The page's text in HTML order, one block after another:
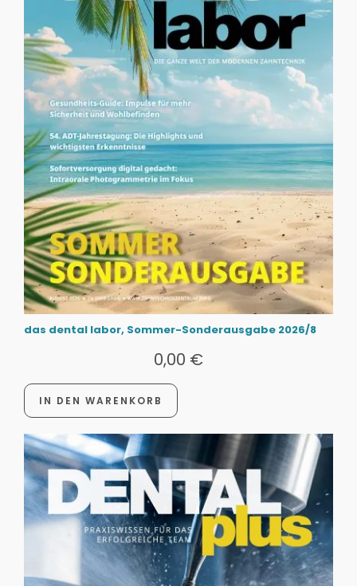
das dental labor, Sommer-Sonderausgabe 2026/8
0,00 €
IN DEN WARENKORB